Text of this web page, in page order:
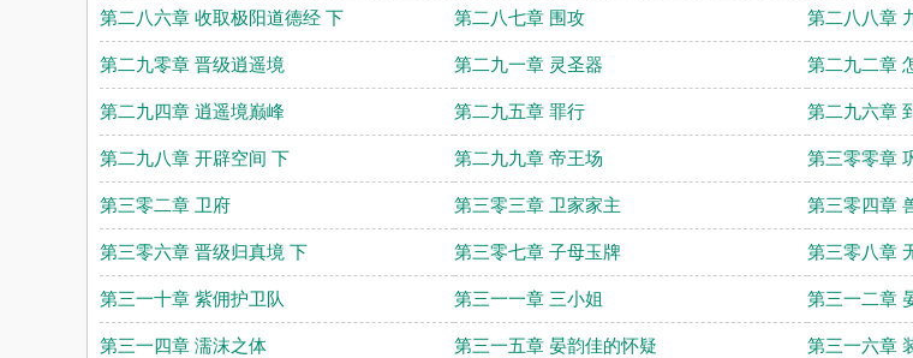
第二八六章 收取极阳道德经 下 第二八七章 围攻 第二八八章
第二九零章 晋级逍遥境 第二九一章 灵圣器 第二九二章
第二九四章 逍遥境巅峰 第二九五章 罪行 第二九六章
第二九八章 开辟空间 下 第二九九章 帝王场 第三零零章
第三零二章 卫府 第三零三章 卫家家主 第三零四章
第三零六章 晋级归真境 下 第三零七章 子母玉牌 第三零八章
第三一十章 紫佣护卫队 第三一一章 三小姐 第三一二章
第三一四章 濡沫之体 第三一五章 晏韵佳的怀疑 第三一六章